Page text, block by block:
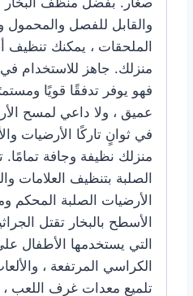
والقابل للفصل
الملحقات ، يمكنك
فهو يوفر تدفقًا قويًا
عميق ، ولا داعي لمسح
في ثوانٍ تاركًا الأرضيات
منزلك نظيفة وجافة تمامًا.
الصلبة بتنظيف العلامات
الأرضيات الصلبة المحكم
الأسطح بالبخار تقتل
التي يستخدمها الأطفال
الكراسي المرتفعة ،
تلميع معدات غرف اللعب ،